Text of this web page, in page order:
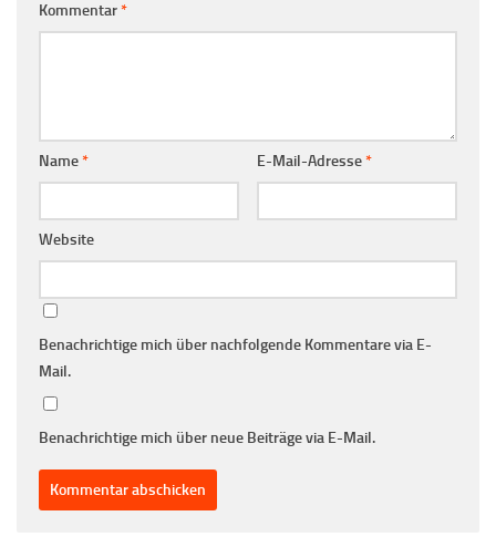
Kommentar*
Name* E-Mail-Adresse*
Website
Benachrichtige mich über nachfolgende Kommentare via E-
Mail.
Benachrichtige mich über neue Beiträge via E-Mail.